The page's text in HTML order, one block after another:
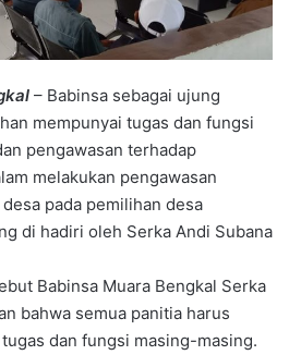
– Babinsa sebagai ujung
mempunyai tugas dan fungsi
pengawasan terhadap
melakukan pengawasan
pada pemilihan desa
di hadiri oleh Serka Andi Subana
Babinsa Muara Bengkal Serka
bahwa semua panitia harus
dan fungsi masing-masing.